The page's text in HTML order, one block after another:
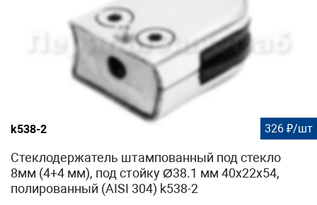
k538-2 326 ₽/шт
Стеклодержатель штампованный под стекло
8мм (4+4 мм), под стойку Ø38.1 мм 40х22х54,
полированный (AISI 304) k538-2